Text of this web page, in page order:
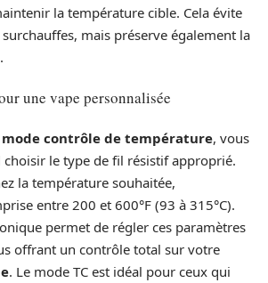
la température cible. Cela évite
mais préserve également la
.
une vape personnalisée
mode contrôle de température, vous
choisir le type de fil résistif approprié.
la température souhaitée,
entre 200 et 600°F (93 à 315°C).
permet de régler ces paramètres
offrant un contrôle total sur votre
. Le mode TC est idéal pour ceux qui